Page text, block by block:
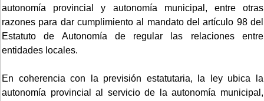
autonomía provincial y autonomía municipal, entre otras
razones para dar cumplimiento al mandato del artículo 98 del
Estatuto de Autonomía de regular las relaciones entre
entidades locales.
En coherencia con la previsión estatutaria, la ley ubica la
autonomía provincial al servicio de la autonomía municipal,